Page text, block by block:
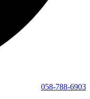
058-788-6903